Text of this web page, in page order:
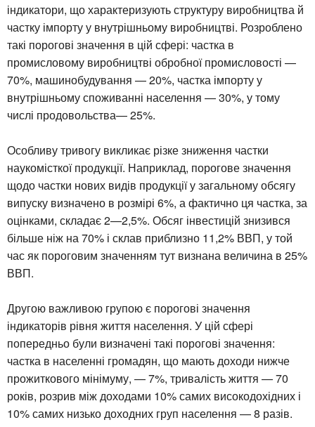
індикатори, що характеризують структуру виробництва й
частку імпорту у внутрішньому виробництві. Розроблено
такі порогові значення в цій сфері: частка в
промисловому виробництві обробної промисловості —
70%, машинобудування — 20%, частка імпорту у
внутрішньому споживанні населення — 30%, у тому
числі продовольства— 25%.
Особливу тривогу викликає різке зниження частки
наукомісткої продукції. Наприклад, порогове значення
щодо частки нових видів продукції у загальному обсягу
випуску визначено в розмірі 6%, а фактично ця частка, за
оцінками, складає 2—2,5%. Обсяг інвестицій знизився
більше ніж на 70% і склав приблизно 11,2% ВВП, у той
час як пороговим значенням тут визнана величина в 25%
ВВП.
Другою важливою групою є порогові значення
індикаторів рівня життя населення. У цій сфері
попередньо були визначені такі порогові значення:
частка в населенні громадян, що мають доходи нижче
прожиткового мінімуму, — 7%, тривалість життя — 70
років, розрив між доходами 10% самих високодохідних і
10% самих низько доходних груп населення — 8 разів.